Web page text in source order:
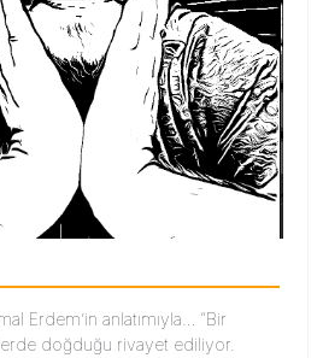
Erdem’in anlatımıyla… “Bir
doğduğu rivayet ediliyor.